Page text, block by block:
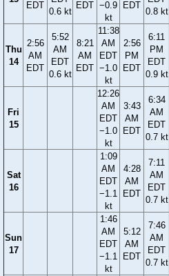
EDT
0.6 kt
EDT −0.9
kt
EDT
0.8 kt
Thu
14
2:56
AM
EDT
5:52
AM
EDT
0.6 kt
8:21
AM
EDT
11:38
AM
EDT
−1.0
kt
2:56
PM
EDT
6:11
PM
EDT
0.9 kt
Fri
15
12:26
AM
EDT
−1.0
kt
3:43
AM
EDT
6:34
AM
EDT
0.7 kt
Sat
16
1:09
AM
EDT
−1.1
kt
4:28
AM
EDT
7:11
AM
EDT
0.7 kt
Sun
17
1:46
AM
EDT
−1.1
kt
5:12
AM
EDT
7:46
AM
EDT
0.7 kt